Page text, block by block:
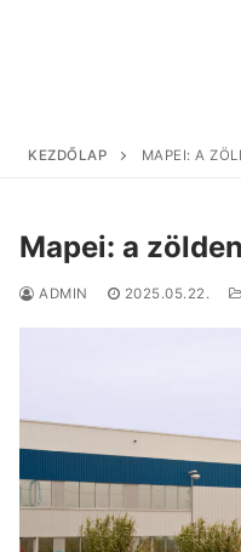
KEZDŐLAP MAPEI: A
Mapei: a
ADMIN 2025.05.22.